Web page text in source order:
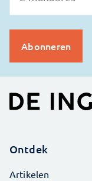
Ontdek
Artikelen